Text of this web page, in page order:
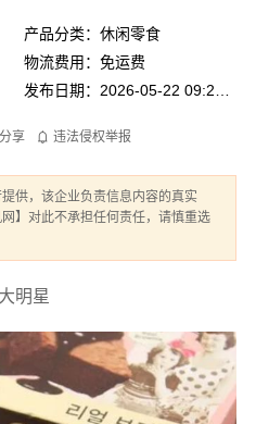
产品分类：休闲零食
物流费用：免运费
分享 违法侵权举报
供，该企业负责信息内容的真实
】对此不承担任何责任，请慎重选
明星